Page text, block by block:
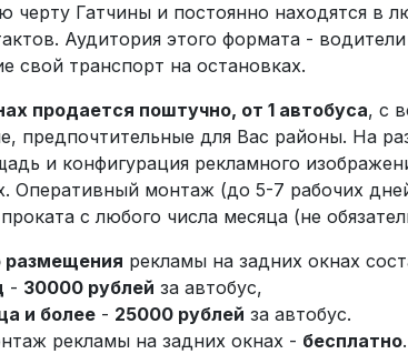
черту Гатчины и постоянно находятся в
Аудитория этого формата -
транспорт на остановках.
продается поштучно, от 1 автобуса, с
предпочтительные для Вас районы. На
и конфигурация рекламного
Оперативный монтаж (до 5-7 рабочих
с любого числа месяца (не
размещения рекламы на задних окнах
- 30000 рублей за автобус,
и более - 25000 рублей за автобус.
рекламы на задних окнах - бесплатно.